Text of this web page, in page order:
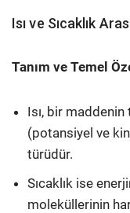
Isı ve Sıcaklık
Tanım ve Temel
Isı, bir
(potansiyel ve
türüdür.
Sıcaklık ise
moleküllerinin